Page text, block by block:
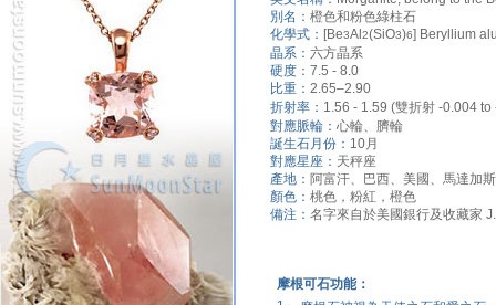
別名： 橙色和粉色綠柱石
化學式： [Be3Al 2(SiO3)6] Beryllium
晶系： 六方晶系
硬度： 7.5 - 8.0
比重： 2.65–2.90
折射率： 1.56 - 1.59 (雙折射 -0.004 to
對應脈輪： 心輪、臍輪
誕生石月份： 10月
對應星座： 天秤座
產地： 阿富汗、巴西、美國、馬達加
顏色： 桃色，粉紅，橙色
備注： 名字來自於美國銀行及收藏家
摩根可石功能：